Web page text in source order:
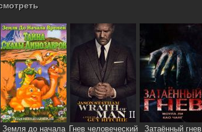
Земля до начала Гнев человеческий
Затаённый гнев